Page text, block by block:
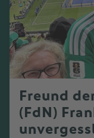
Freund
(FdN)